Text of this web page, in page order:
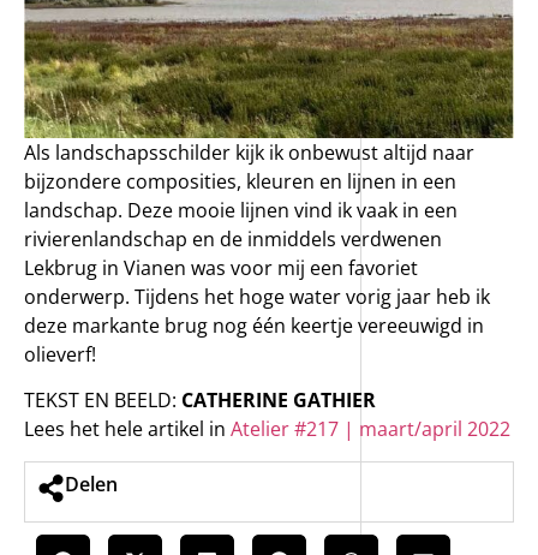
Als landschapsschilder kijk ik onbewust altijd naar
bijzondere composities, kleuren en lijnen in een
landschap. Deze mooie lijnen vind ik vaak in een
rivierenlandschap en de inmiddels verdwenen
Lekbrug in Vianen was voor mij een favoriet
onderwerp. Tijdens het hoge water vorig jaar heb ik
deze markante brug nog één keertje vereeuwigd in
olieverf!
TEKST EN BEELD: CATHERINE GATHIER
Lees het hele artikel in Atelier #217 | maart/april 2022
Delen